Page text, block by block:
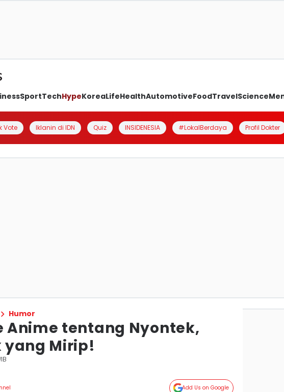
SportTechHypeKoreaLifeHealthAutomotiveFoodTravelScience
Vote Iklanin di IDN Quiz INSIDENESIA #LokalBerdaya Profil Dokter
Humor
Anime tentang Nyontek,
yang Mirip!
Add Us on Google